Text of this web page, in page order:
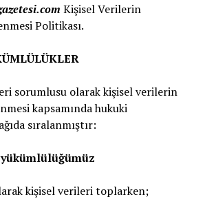
Kişisel Verilerin
Politikası.
sorumlusu olarak kişisel verilerin
kapsamında hukuki
sıralanmıştır:
kişisel verileri toplarken;